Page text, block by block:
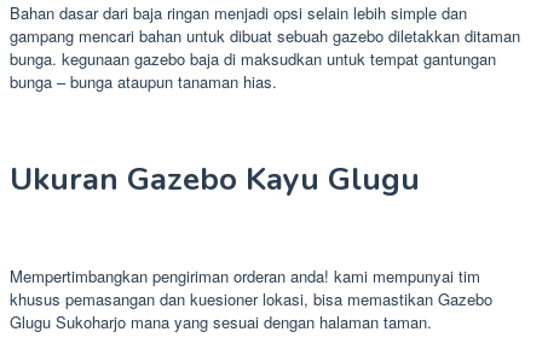
Bahan dasar dari baja ringan menjadi opsi selain lebih simple dan
gampang mencari bahan untuk dibuat sebuah gazebo diletakkan ditaman
bunga. kegunaan gazebo baja di maksudkan untuk tempat gantungan
bunga – bunga ataupun tanaman hias.
Ukuran Gazebo Kayu Glugu
Mempertimbangkan pengiriman orderan anda! kami mempunyai tim
khusus pemasangan dan kuesioner lokasi, bisa memastikan Gazebo
Glugu Sukoharjo mana yang sesuai dengan halaman taman.